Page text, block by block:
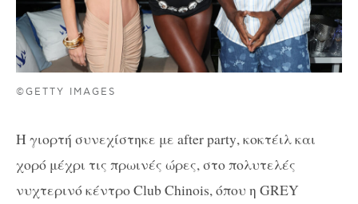
©GETTY IMAGES
Η γιορτή συνεχίστηκε με after party, κοκτέιλ και
χορό μέχρι τις πρωινές ώρες, στο πολυτελές
νυχτερινό κέντροClub Chinois, όπου η GREY